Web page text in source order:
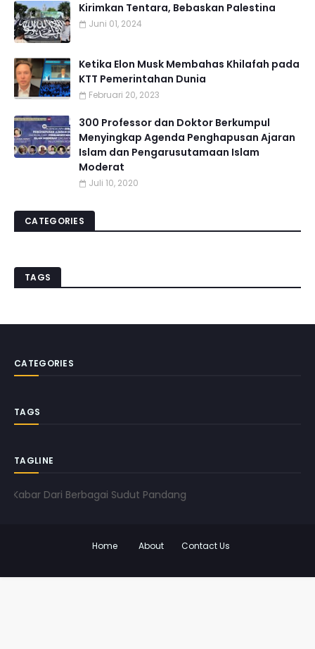
Kirimkan Tentara, Bebaskan Palestina
Juni 01, 2024
Ketika Elon Musk Membahas Khilafah pada
KTT Pemerintahan Dunia
Februari 20, 2023
300 Professor dan Doktor Berkumpul
Menyingkap Agenda Penghapusan Ajaran
Islam dan Pengarusutamaan Islam
Moderat
Juli 10, 2020
CATEGORIES
TAGS
CATEGORIES
TAGS
TAGLINE
Dari Berbagai Sudut Pandang
Home About Contact Us